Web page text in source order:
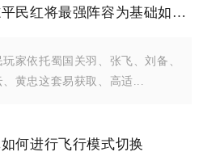
以少年三国志平民红将最强阵容为基础如何进行战术布阵
玩家依托蜀国关羽、张飞、刘备、
、黄忠这套易获取、高适...
何进行飞行模式切换